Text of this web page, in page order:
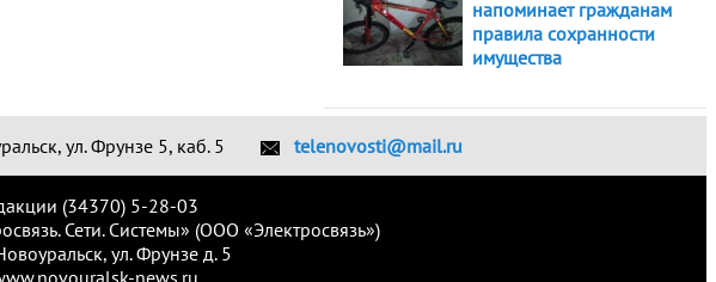
напоминает гражданам
правила сохранности
имущества
ул. Фрунзе 5, каб. 5 telenovosti@mail.ru
(34370) 5-28-03
Сети. Системы» (ООО «Электросвязь»)
ул. Фрунзе д. 5